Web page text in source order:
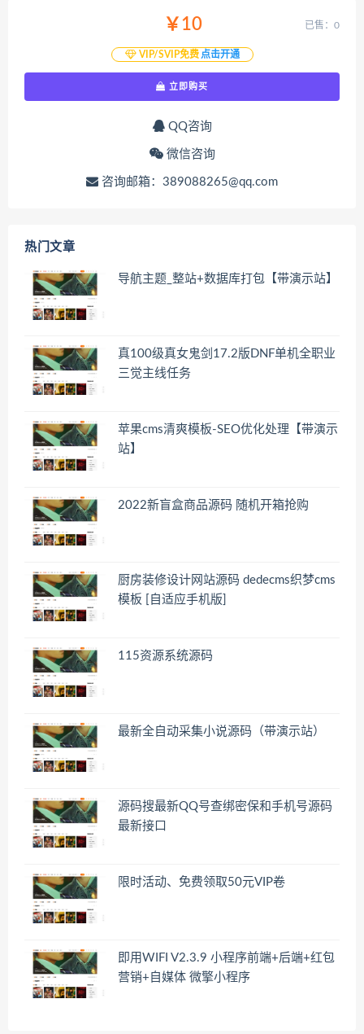
￥10
VIP/SVIP免费 点击开通
已售：0
立即购买
QQ咨询
微信咨询
咨询邮箱：389088265@qq.com
热门文章
导航主题_整站+数据库打包【带演示站】
真100级真女鬼剑17.2版DNF单机全职业
三觉主线任务
苹果cms清爽模板-SEO优化处理【带演示
站】
2022新盲盒商品源码 随机开箱抢购
厨房装修设计网站源码 dedecms织梦cms
模板 [自适应手机版]
115资源系统源码
最新全自动采集小说源码（带演示站）
源码搜最新QQ号查绑密保和手机号源码
最新接口
限时活动、免费领取50元VIP卷
即用WIFI V2.3.9 小程序前端+后端+红包
营销+自媒体 微擎小程序